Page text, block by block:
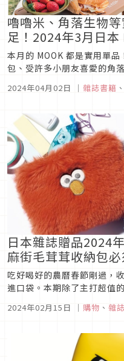
嚕嚕米、角落生物
足！2024年3月日本
本月的 MOOK 都是實用單
包、受許多小朋友喜愛的角
可愛迷你錢包。精選 MOOK
2024年04月02日 ｜ 雜誌書籍 、
日本雜誌贈品2024
麻街毛茸茸收納包
吃好喝好的農曆春節剛過，
進口袋。本期除了主打超值
電氣按摩梳都是能讓人美麗
2024年02月15日 ｜ 購物 、 雜